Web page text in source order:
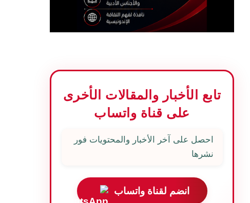
تابع الأخبار والمقالات الأخرى
على قناة واتساب
احصل على آخر الأخبار والمحتويات فور
نشرها
انضم لقناة واتساب